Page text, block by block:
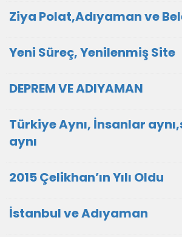
Ziya Polat,Adıyaman ve
Yeni Süreç, Yenilenmiş Site
DEPREM VE ADIYAMAN
Türkiye Aynı, İnsanlar
aynı
2015 Çelikhan’ın Yılı Oldu
İstanbul ve Adıyaman